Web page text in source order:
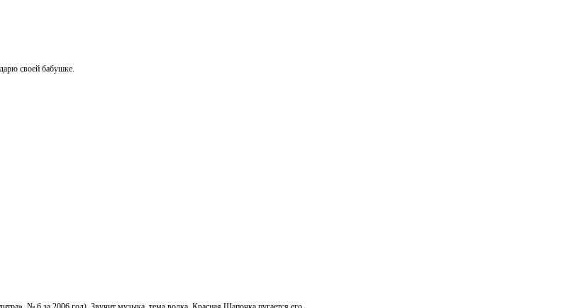
своей бабушке.